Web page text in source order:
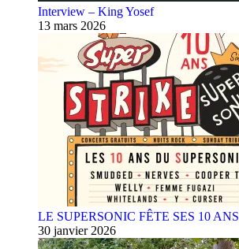
Interview – King Yosef
13 mars 2026
LE SUPERSONIC FÊTE SES 10 ANS
30 janvier 2026